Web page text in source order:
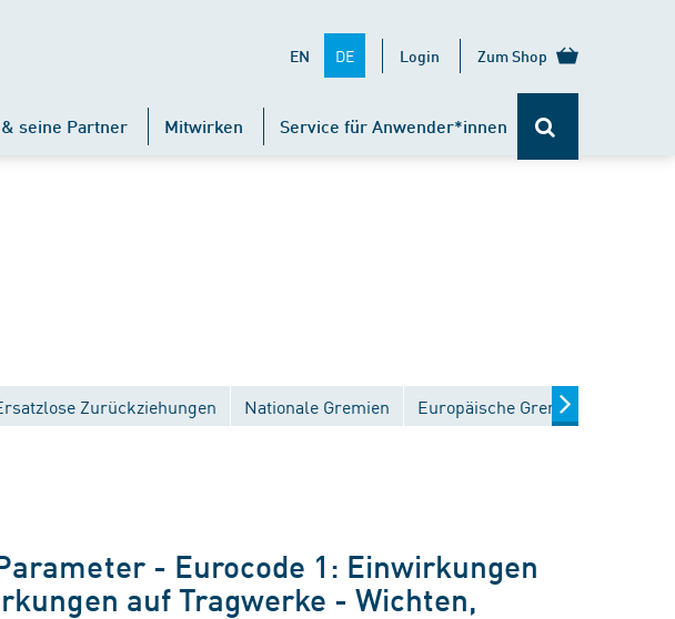
EN DE Login Zum Shop
seine Partner Mitwirken Service für Anwender*innen
Zurückziehungen Nationale Gremien Europäische Gremien
- Eurocode 1: Einwirkungen
auf Tragwerke - Wichten,